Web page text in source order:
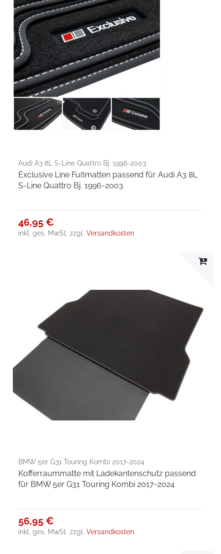
Audi A3 8L S-Line Quattro Bj. 1996-2003
Exclusive Line Fußmatten passend für Audi A3 8L
S-Line Quattro Bj. 1996-2003
46,95 €
inkl. ges. MwSt. zzgl.Versandkosten
BMW 5er G31 Touring Kombi 2017-2024
Kofferraummatte mit Ladekantenschutz passend
für BMW 5er G31 Touring Kombi 2017-2024
56,95 €
inkl. ges. MwSt. zzgl.Versandkosten